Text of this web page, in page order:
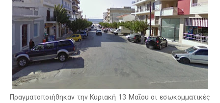
Πραγματοποιήθηκαν την Κυριακή 13 Μαΐου οι εσωκομματικές